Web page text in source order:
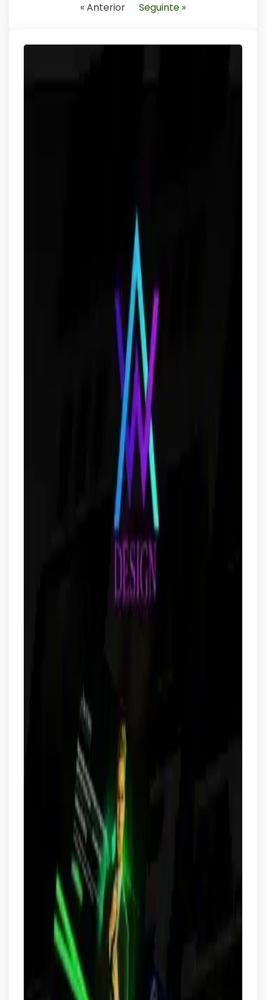
« Anterior Seguinte »